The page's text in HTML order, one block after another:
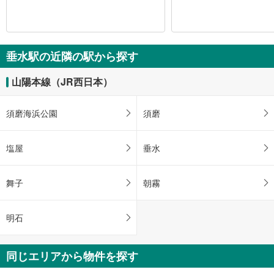
垂水駅の近隣の駅から探す
山陽本線（JR西日本）
須磨海浜公園 須磨
塩屋 垂水
舞子 朝霧
明石
同じエリアから物件を探す